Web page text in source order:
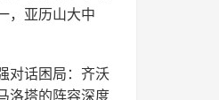
，亚历山大中
对话困局：齐沃
洛塔的阵容深度